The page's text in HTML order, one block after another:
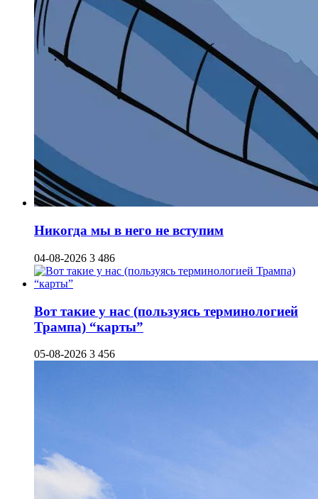
Никогда мы в него не вступим
04-08-2026 3 486
Вот такие у нас (пользуясь терминологией
Трампа) “карты”
05-08-2026 3 456